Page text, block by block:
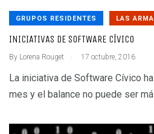
GRUPOS RESIDENTES LAS
INICIATIVAS DE SOFTWARE CÍVICO
By Lorena Rouget 17 octubre, 2016
La iniciativa de Software Cívico
mes y el balance no puede ser